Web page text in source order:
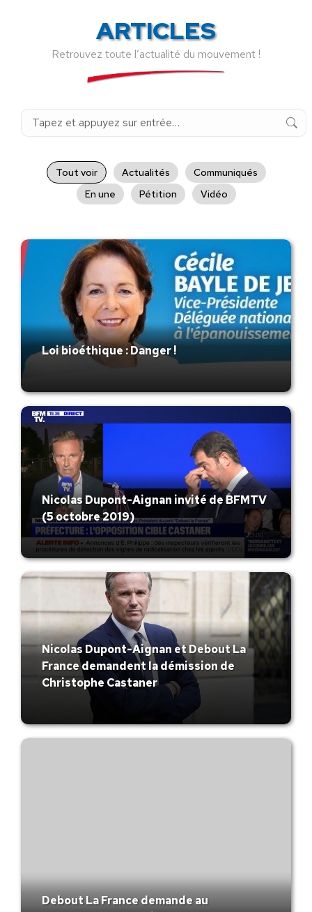
ARTICLES
Retrouvez toute l’actualité du mouvement !
Recherche
Tout voir Actualités
Communiqués
En une
Pétition Vidéo
Loi bioéthique : Danger !
Nicolas Dupont-Aignan invité de BFMTV
(5 octobre 2019)
Nicolas Dupont-Aignan et Debout La
France demandent la démission de
Christophe Castaner
Debout La France demande au